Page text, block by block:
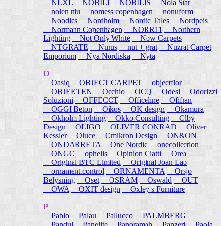
NLXL
NOBILI NOBILIS
Nola Star
nolen niu
nomess copenhagen
nonuform
Noodles
Nordholm Nordic Tales
Nordpeis
Normann Copenhagen
NORR11
Northern
Lighting
Not Only White
Now Carpets
NTGRATE
Nurus nut + grat
Nuzrat Carpet
Emporium
Nya Nordiska Nyta
O
Oasiq
OBJECT CARPET
objectflor
OBJEKTEN
Occhio OCQ Odesi
Odorizzi
Soluzioni
OFFECCT Officeline
Ofifran
OGGI Beton
Oikos OK design
Okamura
Okholm Lighting
Okko Consulting
Olby
Design
OLIGO OLIVER CONRAD
Oliver
Kessler
Oluce Omikron Design
ON&ON
ONDARRETA
One Nordic
onecollection
ONGO
ophelis Opinion Ciatti
Orea
Original BTC Limited
Original Joan Lao
ornament.control
ORNAMENTA
Orsjo
Belysning
Oset OSRAM Oswald
OUT
OWA
OXIT design Oxley s Furniture
P
Pablo
Palau Pallucco
PALMBERG